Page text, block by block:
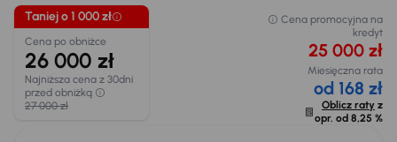
Taniej o 1 000 zł
Cena po obniżce
26 000 zł
Najniższa cena z 30dni
przed obniżką
27 000 zł
Cena promocyjna na
kredyt
25 000 zł
Miesięczna rata
od 168 zł
Oblicz raty z
opr. od 8,25 %